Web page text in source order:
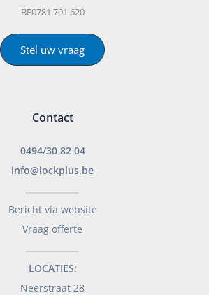
BE0781.701.620
Stel uw vraag
Contact
0494/30 82 04
info@lockplus.be
Bericht via website
Vraag offerte
LOCATIES:
Neerstraat 28